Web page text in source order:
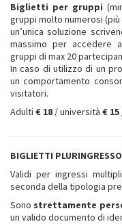
Biglietti per gruppi
gruppi molto numerosi
un’unica soluzione
massimo per accedere
gruppi di max 20
In caso di utilizzo di un
un comportamento
visitatori.
Adulti € 18 / università € 15
BIGLIETTI PLURINGRESSO
Validi per ingressi
seconda della tipologia
Sono strettamente
un valido documento di